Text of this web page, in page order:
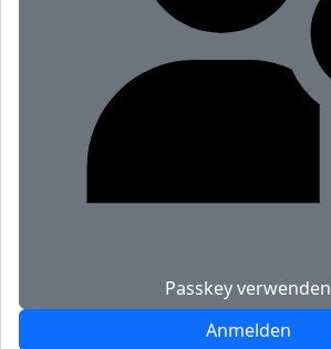
Passkey verwenden
Anmelden